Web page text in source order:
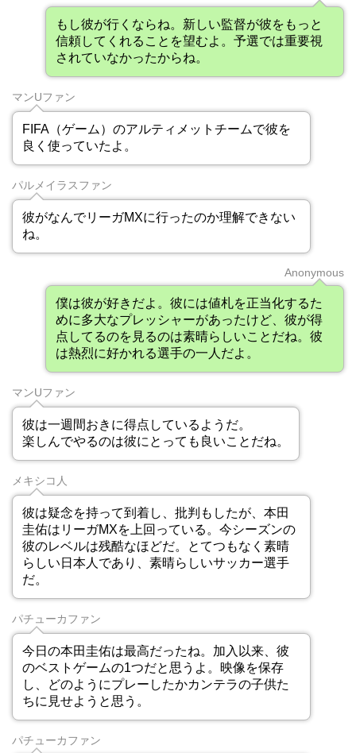
もし彼が行くならね。新しい監督が彼をもっと
信頼してくれることを望むよ。予選では重要視
されていなかったからね。
マンUファン
FIFA（ゲーム）のアルティメットチームで彼を
良く使っていたよ。
パルメイラスファン
彼がなんでリーガMXに行ったのか理解できない
ね。
Anonymous
僕は彼が好きだよ。彼には値札を正当化するた
めに多大なプレッシャーがあったけど、彼が得
点してるのを見るのは素晴らしいことだね。彼
は熱烈に好かれる選手の一人だよ。
マンUファン
彼は一週間おきに得点しているようだ。
楽しんでやるのは彼にとっても良いことだね。
メキシコ人
彼は疑念を持って到着し、批判もしたが、本田
圭佑はリーガMXを上回っている。今シーズンの
彼のレベルは残酷なほどだ。とてつもなく素晴
らしい日本人であり、素晴らしいサッカー選手
だ。
パチューカファン
今日の本田圭佑は最高だったね。加入以来、彼
のベストゲームの1つだと思うよ。映像を保存
し、どのようにプレーしたかカンテラの子供た
ちに見せようと思う。
パチューカファン